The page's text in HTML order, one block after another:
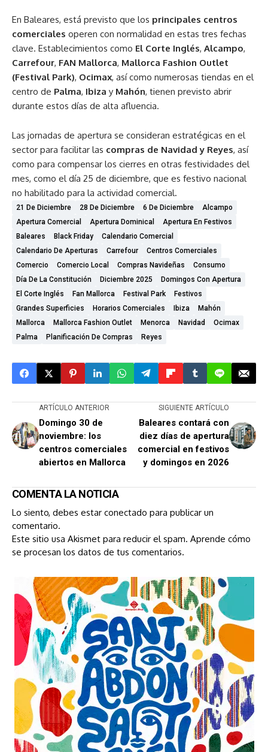
En Baleares, está previsto que los principales centros
comerciales operen con normalidad en estas tres fechas
clave. Establecimientos como El Corte Inglés, Alcampo,
Carrefour, FAN Mallorca, Mallorca Fashion Outlet
(Festival Park), Ocimax, así como numerosas tiendas en el
centro de Palma, Ibiza y Mahón, tienen previsto abrir
durante estos días de alta afluencia.
Las jornadas de apertura se consideran estratégicas en el
sector para facilitar las compras de Navidad y Reyes, así
como para compensar los cierres en otras festividades del
mes, como el día 25 de diciembre, que es festivo nacional
no habilitado para la actividad comercial.
21 De Diciembre 28 De Diciembre 6 De Diciembre
Alcampo
Apertura Comercial
Apertura Dominical
Apertura En Festivos
Baleares
Black Friday
Calendario Comercial
Calendario De Aperturas
Carrefour
Centros Comerciales
Comercio
Comercio Local Compras Navideñas
Consumo
Día De La Constitución
Diciembre 2025
Domingos Con Apertura
El Corte Inglés
Fan Mallorca Festival Park
Festivos
Grandes Superficies
Horarios Comerciales Ibiza
Mahón
Mallorca
Mallorca Fashion Outlet Menorca Navidad
Ocimax
Palma
Planificación De Compras Reyes
ARTÍCULO ANTERIOR
Domingo 30 de
noviembre: los
centros comerciales
abiertos en Mallorca
SIGUIENTE ARTÍCULO
Baleares contará con
diez días de apertura
comercial en festivos
y domingos en 2026
COMENTA LA NOTICIA
Lo siento, debes estar conectado para publicar un
comentario.
Este sitio usa Akismet para reducir el spam. Aprende cómo
se procesan los datos de tus comentarios.